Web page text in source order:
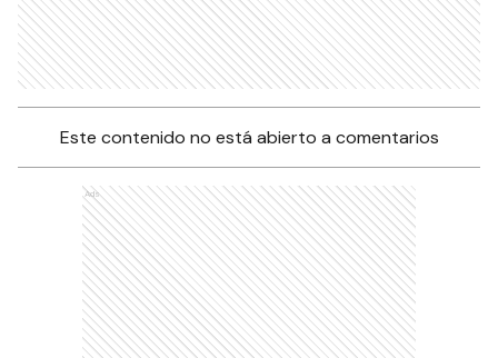
Este contenido no está abierto a comentarios
Ads